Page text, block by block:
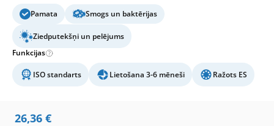
Pamata
Smogs un baktērijas
Ziedputekšņi un pelējums
Funkcijas
ISO standarts Lietošana 3-6 mēneši Ražots ES
26,36 €